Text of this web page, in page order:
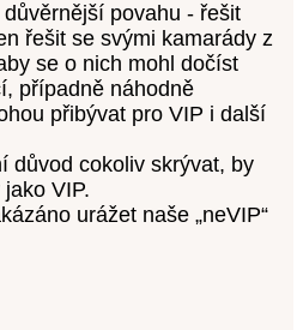
povahu - řešit
řešit se svými kamarády z
se o nich mohl dočíst
případně náhodně
přibývat pro VIP i další
důvod cokoliv skrývat, by
VIP.
urážet naše „neVIP“